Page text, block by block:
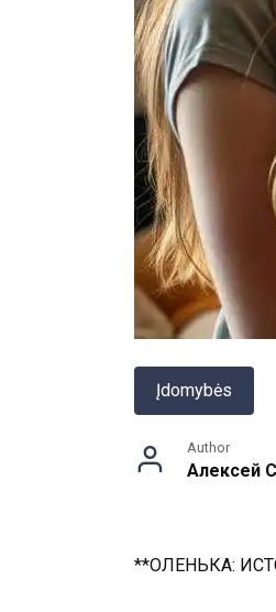
Įdomybės
Author
Алексей
**ОЛЕНЬКА: